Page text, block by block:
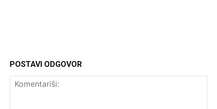
POSTAVI ODGOVOR